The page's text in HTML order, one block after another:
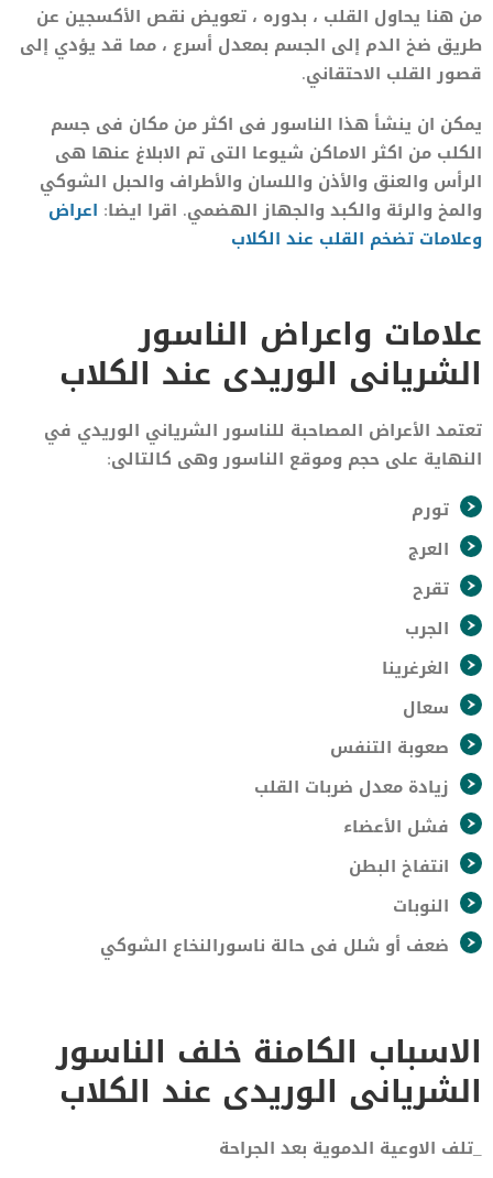
من هنا يحاول القلب ، بدوره ، تعويض نقص الأكسجين عن
طريق ضخ الدم إلى الجسم بمعدل أسرع ، مما قد يؤدي إلى
قصور القلب الاحتقاني.
يمكن ان ينشأ هذا الناسور فى اكثر من مكان فى جسم
الكلب من اكثر الاماكن شيوعا التى تم الابلاغ عنها هى
الرأس والعنق والأذن واللسان والأطراف والحبل الشوكي
والمخ والرئة والكبد والجهاز الهضمي. اقرا ايضا: اعراض
وعلامات تضخم القلب عند الكلاب
علامات واعراض الناسور
الشريانى الوريدى عند الكلاب
تعتمد الأعراض المصاحبة للناسور الشرياني الوريدي في
النهاية على حجم وموقع الناسور وهى كالتالى:
تورم
العرج
تقرح
الجرب
الغرغرينا
سعال
صعوبة التنفس
زيادة معدل ضربات القلب
فشل الأعضاء
انتفاخ البطن
النوبات
ضعف أو شلل فى حالة ناسورالنخاع الشوكي
الاسباب الكامنة خلف الناسور
الشريانى الوريدى عند الكلاب
_تلف الاوعية الدموية بعد الجراحة